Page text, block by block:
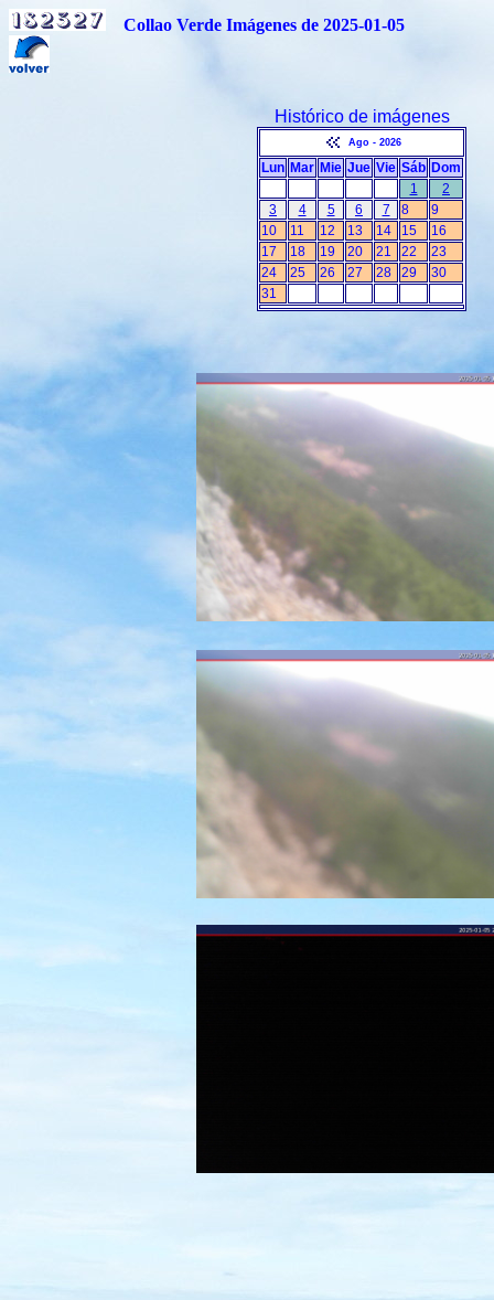
Collao Verde Imágenes de 2025-01-05
Histórico de imágenes
Ago - 2026
Lun Mar Mie Jue Vie Sáb Dom
1
2
3
4 5 6 7 8
9
10
11 12 13 14 15
16
17
18 19 20 21 22
23
24
25 26 27 28 29
30
31